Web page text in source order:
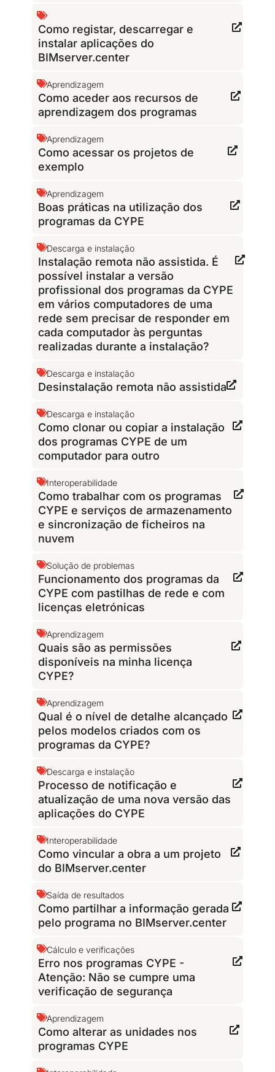
Como registar, descarregar e
instalar aplicações do
BIMserver.center
Aprendizagem
Como aceder aos recursos de
aprendizagem dos programas
Aprendizagem
Como acessar os projetos de
exemplo
Aprendizagem
Boas práticas na utilização dos
programas da CYPE
Descarga e instalação
Instalação remota não assistida. É
possível instalar a versão
profissional dos programas da CYPE
em vários computadores de uma
rede sem precisar de responder em
cada computador às perguntas
realizadas durante a instalação?
Descarga e instalação
Desinstalação remota não assistida
Descarga e instalação
Como clonar ou copiar a instalação
dos programas CYPE de um
computador para outro
Interoperabilidade
Como trabalhar com os programas
CYPE e serviços de armazenamento
e sincronização de ficheiros na
nuvem
Solução de problemas
Funcionamento dos programas da
CYPE com pastilhas de rede e com
licenças eletrónicas
Aprendizagem
Quais são as permissões
disponíveis na minha licença
CYPE?
Aprendizagem
Qual é o nível de detalhe alcançado
pelos modelos criados com os
programas da CYPE?
Descarga e instalação
Processo de notificação e
atualização de uma nova versão das
aplicações do CYPE
Interoperabilidade
Como vincular a obra a um projeto
do BIMserver.center
Saída de resultados
Como partilhar a informação gerada
pelo programa no BIMserver.center
Cálculo e verificações
Erro nos programas CYPE -
Atenção: Não se cumpre uma
verificação de segurança
Aprendizagem
Como alterar as unidades nos
programas CYPE